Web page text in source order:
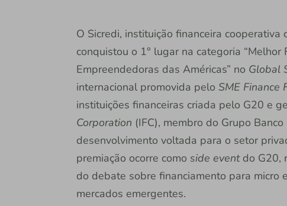
O Sicredi, instituição financeira
conquistou o 1° lugar na categoria “Melhor
Empreendedoras das Américas” no Global
internacional promovida pelo SME Finance
instituições financeiras criada pelo G20 e
Corporation (IFC), membro do Grupo
desenvolvimento voltada para o setor
premiação ocorre como side eventdo G20,
do debate sobre financiamento para micro
mercados emergentes.